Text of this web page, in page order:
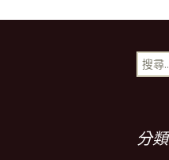
章
搜
尋
分類